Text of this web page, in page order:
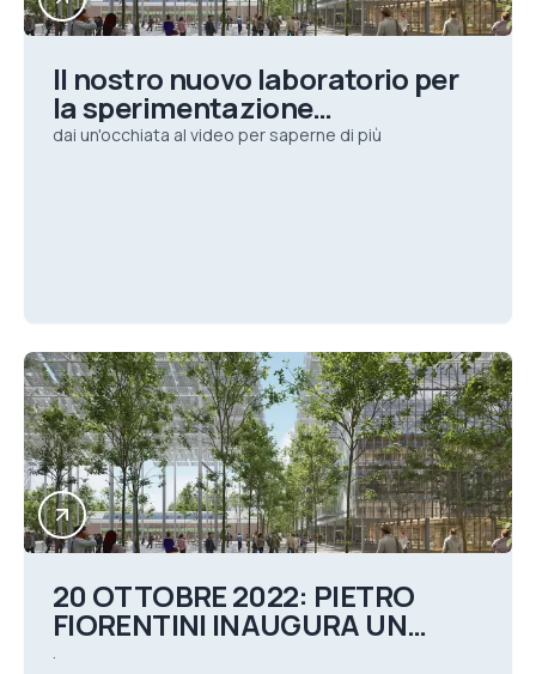
Il nostro nuovo laboratorio per
la sperimentazione
dell'Idrogeno
dai un'occhiata al video per saperne di più
20 OTTOBRE 2022: PIETRO
FIORENTINI INAUGURA UN
NUOVO LABORATORIO PER LA
.